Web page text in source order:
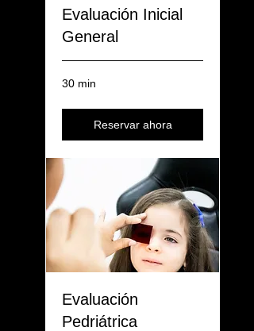
Evaluación Inicial
General
30 min
Reservar ahora
Evaluación
Pedriátrica